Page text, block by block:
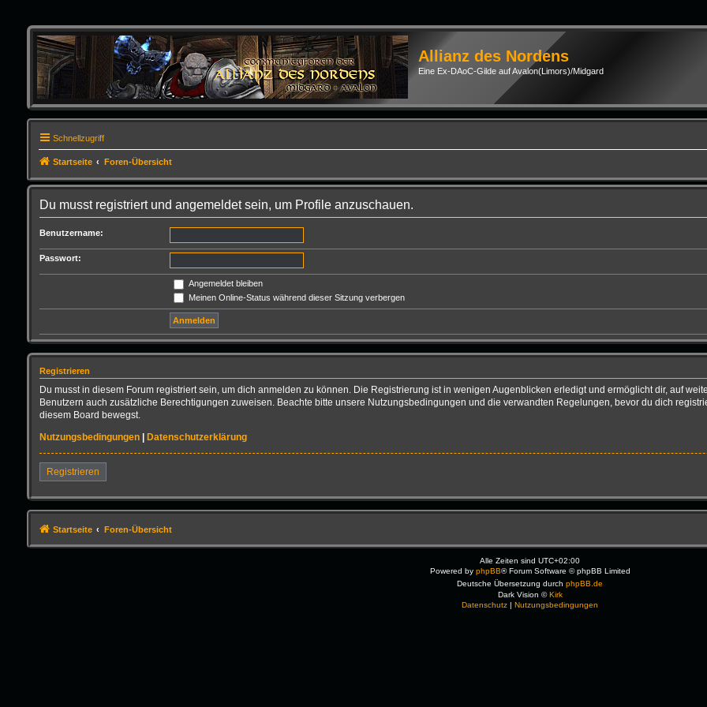
Allianz des Nordens
Eine Ex-DAoC-Gilde auf Avalon(Limors)/Midgard
Schnellzugriff
Startseite Foren-Übersicht
Du musst registriert und angemeldet sein, um Profile anzuschauen.
Benutzername:
Passwort:
Angemeldet bleiben
Meinen Online-Status während dieser Sitzung verbergen
Registrieren
Du musst in diesem Forum registriert sein, um dich anmelden zu können. Die Registrierung ist in wenigen Augenblicken erledigt und ermöglicht dir, auf
Benutzern auch zusätzliche Berechtigungen zuweisen. Beachte bitte unsere Nutzungsbedingungen und die verwandten Regelungen, bevor du dich
diesem Board bewegst.
Nutzungsbedingungen| Datenschutzerklärung
Registrieren
Startseite Foren-Übersicht
Alle Zeiten sindUTC+02:00
Powered by phpBB® Forum Software © phpBB Limited
Deutsche Übersetzung durchphpBB.de
Dark Vision ©Kirk
Datenschutz |Nutzungsbedingungen